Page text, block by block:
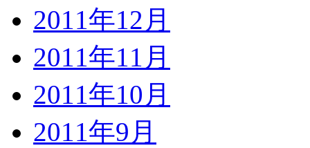
2011年12月
2011年11月
2011年10月
2011年9月